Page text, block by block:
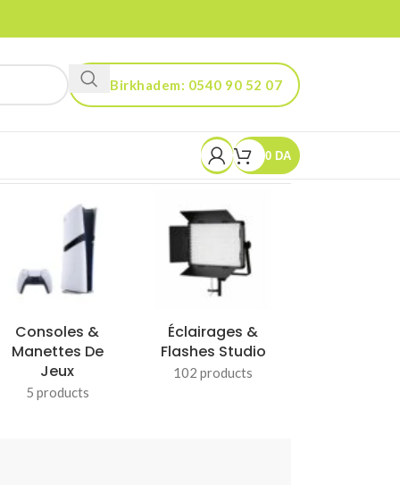
Birkhadem: 0540 90 52 07
Kouba: 0560 90 52 03
0 DA
Smart Life &
Gadgets
102 products
Stabilisateurs
& Trépieds
37 products